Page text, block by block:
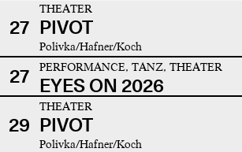
27
THEATER
PIVOT
Polivka/Hafner/Koch
27 PERFORMANCE, TANZ, THEATER
EYES ON 2026
29
THEATER
PIVOT
Polivka/Hafner/Koch